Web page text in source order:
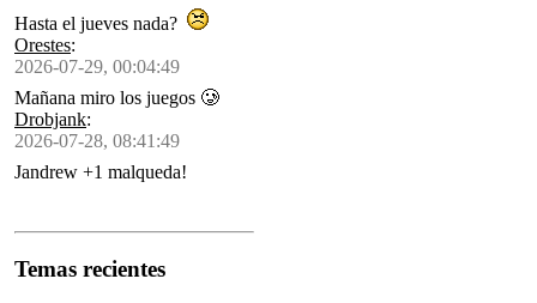
Hasta el jueves nada?
Orestes:
2026-07-29, 00:04:49
Mañana miro los juegos 🥲
Drobjank:
2026-07-28, 08:41:49
Jandrew +1 malqueda!
Temas recientes